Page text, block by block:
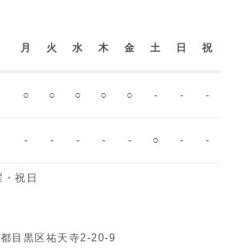
月 火 水 木 金 土 日 祝
○ ○ ○ ○ ○ - - -
- - - - - ○ - -
祝日
目黒区祐天寺2-20-9